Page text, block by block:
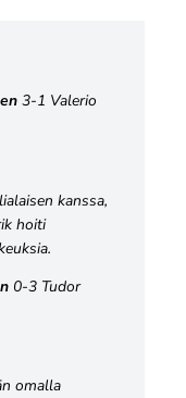
3-1 Valerio
kanssa,
hoiti
0-3 Tudor
omalla